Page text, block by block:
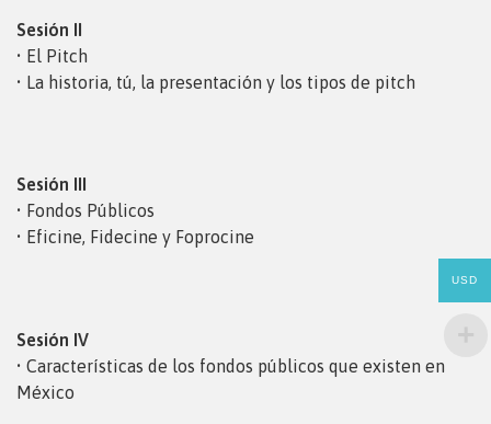
Sesión II
• El Pitch
• La historia, tú, la presentación y los tipos de pitch
Sesión III
• Fondos Públicos
• Eficine, Fidecine y Foprocine
Sesión IV
• Características de los fondos públicos que existen en
México
USD